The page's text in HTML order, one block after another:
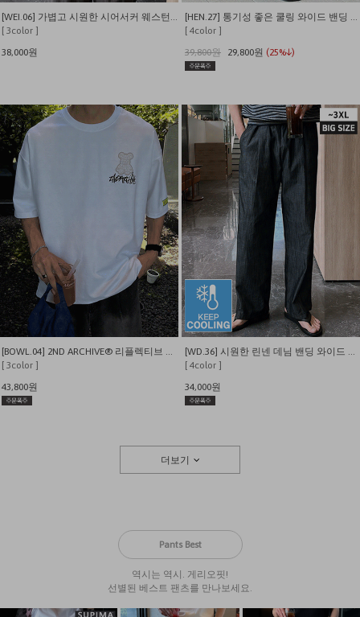
[WEI.06] 가볍고 시원한 시어서커 웨스턴 반팔 셔츠
[ 3color ]
38,000원
[HEN.27] 통기성 좋은 쿨링 와이드 밴딩 슬랙스
[ 4color ]
39,800원
29,800원 (25%↓)
[ 3color ]
43,800원
[ 4color ]
34,000원
더보기
Pants Best
역시는 역시. 게리오핏!
선별된 베스트 팬츠를 만나보세요.